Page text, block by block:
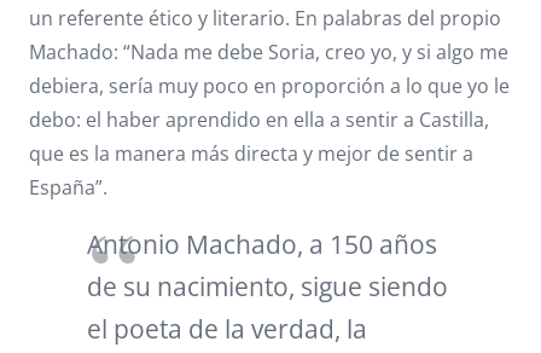
un referente ético y literario. En palabras del propio
Machado: “Nada me debe Soria, creo yo, y si algo me
debiera, sería muy poco en proporción a lo que yo le
debo: el haber aprendido en ella a sentir a Castilla,
que es la manera más directa y mejor de sentir a
España”.
Antonio Machado, a 150 años
de su nacimiento, sigue siendo
el poeta de la verdad, la